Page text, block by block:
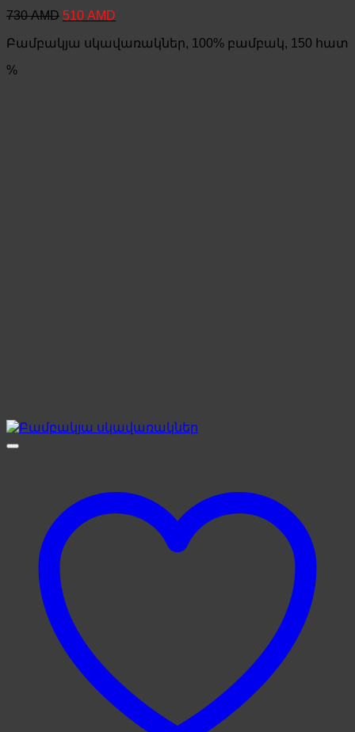
730AMD Original
was:
510 AMD
is:
Բամբակյա սկավառակներ, 100% բամբակ, 150 հատ
%